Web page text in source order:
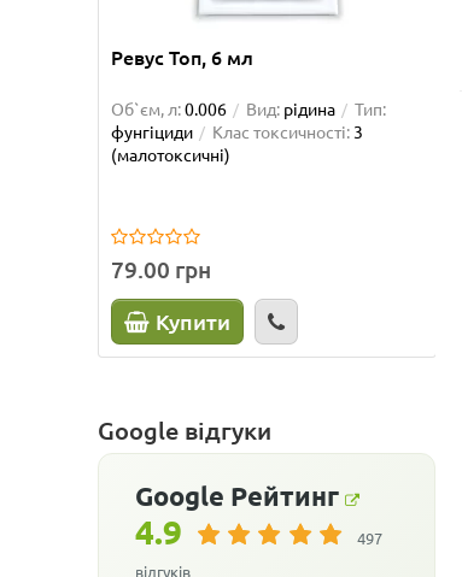
Ревус Топ, 6 мл
Об`єм, л:0.006 Вид: рідина
Тип:
фунгіциди
Клас токсичності: 3
(малотоксичні)
79.00 грн
Купити
Google відгуки
Google Рейтинг
4.9
497
відгуків